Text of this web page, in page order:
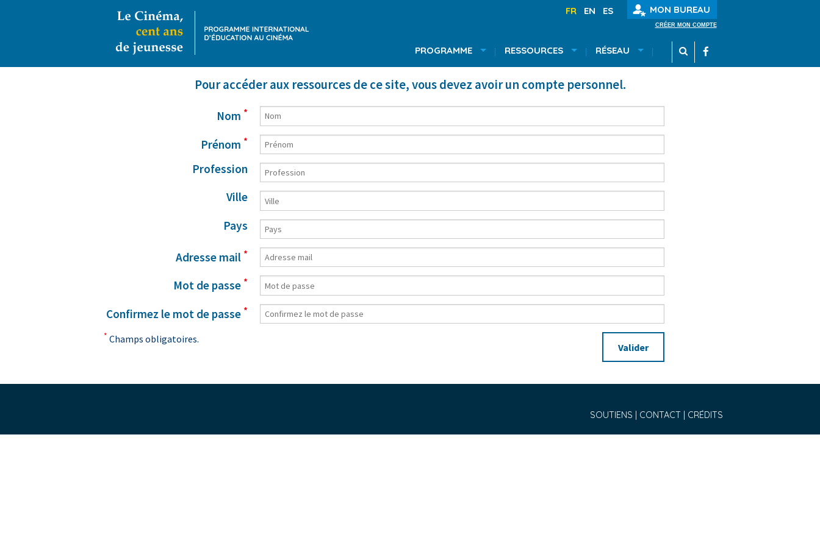
FR EN ES MON BUREAU
CRÉER MON COMPTE
PROGRAMME RESSOURCES RÉSEAU
Pour accéder aux ressources de ce site, vous devez avoir un compte personnel.
Nom *
Prénom *
Profession
Ville
Pays
Adresse mail *
Mot de passe *
Confirmez le mot de passe *
* Champs obligatoires.
Valider
SOUTIENS CONTACT CRÉDITS